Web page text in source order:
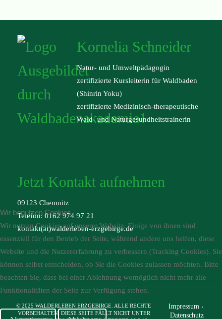
Kornelia Schneider
Natur- und Umweltpädagogin
zertifizierte Kursleiterin für Waldbaden
(Shinrin Yoku)
zertifizierte Medizinisch-therapeutische
Wald- und Naturgesundheitstrainerin
Jetzt Kontakt aufnehmen
09123 Chemnitz
Telefon: 0162 974 97 21
kontakt(at)walderleben-erzgebirge.de
Impressum
Datenschutz
© 2025 WALDERLEBEN ERZGEBIRGE. ALLE RECHTE
VORBEHALTEN. DIESE SEITE FÄLLT NICHT UNTER
Wir benutzen Cookies
Wir nutzen Cookies auf unserer Website. Einige von ihnen sind
essenziell für den Betrieb der Seite, während andere uns helfen, diese
Website und die Nutzererfahrung zu verbessern (Tracking Cookies). Sie
können selbst entscheiden, ob Sie die Cookies zulassen möchten. Bitte
beachten Sie, dass bei einer Ablehnung womöglich nicht mehr alle
Funktionalitäten der Seite zur Verfügung stehen.